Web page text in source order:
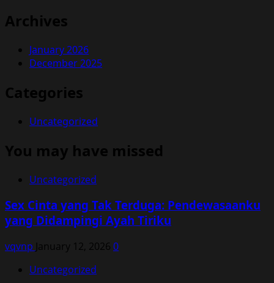
Archives
January 2026
December 2025
Categories
Uncategorized
You may have missed
Uncategorized
Sex Cinta yang Tak Terduga: Pendewasaanku
yang Didampingi Ayah Tiriku
vqvnp January 12, 2026 0
Uncategorized